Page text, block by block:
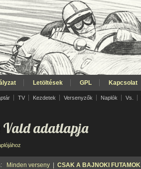
Letöltések GPL Kapcsolat
TV Kezdetek Versenyzők Naplók Vs.
Vald adatlapja
Minden verseny CSAK A BAJNOKI FUTAMOK